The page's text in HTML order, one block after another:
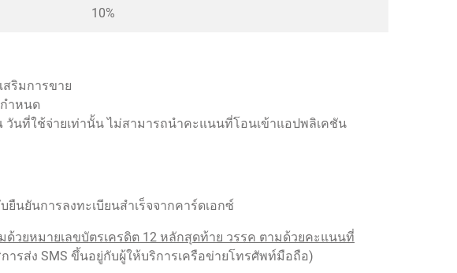
10%
สริมการขาย
ำหนด
วันที่ใช้จ่ายเท่านั้น ไม่สามารถนำคะแนนที่โอนเข้าแอปพลิเคชัน
นยันการลงทะเบียนสำเร็จจากคาร์ดเอกซ์
ด้วยหมายเลขบัตรเครดิต 12 หลักสุดท้าย วรรค ตามด้วยคะแนนที่
ารส่ง SMS ขึ้นอยู่กับผู้ให้บริการเครือข่ายโทรศัพท์มือถือ)